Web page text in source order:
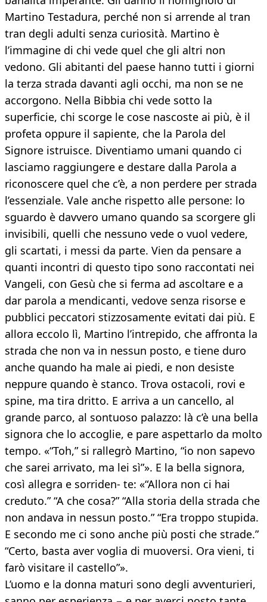
Martino Testadura, perché non si arrende al tran
tran degli adulti senza curiosità. Martino è
l’immagine di chi vede quel che gli altri non
vedono. Gli abitanti del paese hanno tutti i giorni
la terza strada davanti agli occhi, ma non se ne
accorgono. Nella Bibbia chi vede sotto la
superficie, chi scorge le cose nascoste ai più, è il
profeta oppure il sapiente, che la Parola del
Signore istruisce. Diventiamo umani quando ci
lasciamo raggiungere e destare dalla Parola a
riconoscere quel che c’è, a non perdere per strada
l’essenziale. Vale anche rispetto alle persone: lo
sguardo è davvero umano quando sa scorgere gli
invisibili, quelli che nessuno vede o vuol vedere,
gli scartati, i messi da parte. Vien da pensare a
quanti incontri di questo tipo sono raccontati nei
Vangeli, con Gesù che si ferma ad ascoltare e a
dar parola a mendicanti, vedove senza risorse e
pubblici peccatori stizzosamente evitati dai più. E
allora eccolo lì, Martino l’intrepido, che affronta la
strada che non va in nessun posto, e tiene duro
anche quando ha male ai piedi, e non desiste
neppure quando è stanco. Trova ostacoli, rovi e
spine, ma tira dritto. E arriva a un cancello, al
grande parco, al sontuoso palazzo: là c’è una bella
signora che lo accoglie, e pare aspettarlo da molto
tempo. «“Toh,” si rallegrò Martino, “io non sapevo
che sarei arrivato, ma lei sì”». E la bella signora,
così allegra e sorriden- te: «“Allora non ci hai
creduto.” “A che cosa?” “Alla storia della strada che
non andava in nessun posto.” “Era troppo stupida.
E secondo me ci sono anche più posti che strade.”
“Certo, basta aver voglia di muoversi. Ora vieni, ti
farò visitare il castello”».
L’uomo e la donna maturi sono degli avventurieri,